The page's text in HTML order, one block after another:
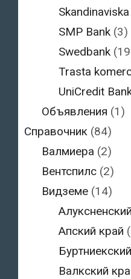
SMP Bank (3)
Swedbank
Trasta
UniCredit
Объявления (1)
Справочник (84)
Валмиера (2)
Вентспилс(2)
Видземе(14)
Апский край
Валкский